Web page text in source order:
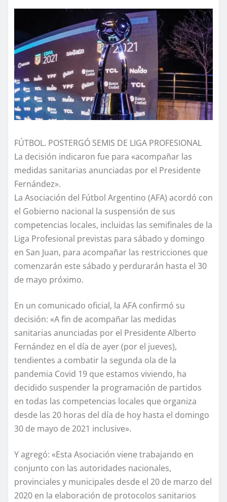
FÚTBOL. POSTERGÓ SEMIS DE LIGA PROFESIONAL
La decisión indicaron fue para «acompañar las
medidas sanitarias anunciadas por el Presidente
Fernández».
La Asociación del Fútbol Argentino (AFA) acordó con
el Gobierno nacional la suspensión de sus
competencias locales, incluidas las semifinales de la
Liga Profesional previstas para sábado y domingo
en San Juan, para acompañar las restricciones que
comenzarán este sábado y perdurarán hasta el 30
de mayo próximo.
En un comunicado oficial, la AFA confirmó su
decisión: «A fin de acompañar las medidas
sanitarias anunciadas por el Presidente Alberto
Fernández en el día de ayer (por el jueves),
tendientes a combatir la segunda ola de la
pandemia Covid 19 que estamos viviendo, ha
decidido suspender la programación de partidos
en todas las competencias locales que organiza
desde las 20 horas del día de hoy hasta el domingo
30 de mayo de 2021 inclusive».
Y agregó: «Esta Asociación viene trabajando en
conjunto con las autoridades nacionales,
provinciales y municipales desde el 20 de marzo del
2020 en la elaboración de protocolos sanitarios